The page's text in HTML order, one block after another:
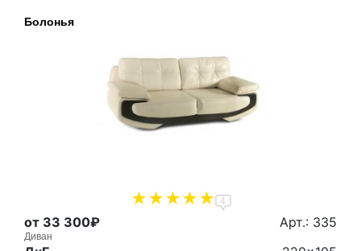
Болонья
4
от 33 300₽ Арт.: 335
Диван